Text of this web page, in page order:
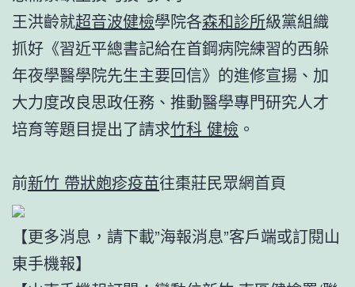
王洪齡就超音波健檢學院各森和診所級黨組織
抓好《習近平總書記給在首鋼病院練習的西躲
年夜學醫學院先生主要回信》的進修宣揚、加
大力度改良思政任務、推動醫學專門研究人才
培育等題目提出了請求竹科 健檢 。
前新竹 帶狀皰疹疫苗往棗莊民眾網首頁
【更多消息，請下載”海報消息”客戶端或訂閱山
東手機報】